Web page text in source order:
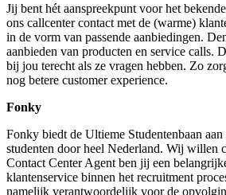
Jij bent hét aanspreekpunt voor het
ons callcenter contact met de (warme)
in de vorm van passende aanbiedingen.
aanbieden van producten en service calls.
bij jou terecht als ze vragen hebben. Zo
nog betere customer experience.
Fonky
Fonky biedt de Ultieme Studentenbaan
studenten door heel Nederland. Wij willen
Contact Center Agent ben jij een
klantenservice binnen het recruitment
namelijk verantwoordelijk voor de